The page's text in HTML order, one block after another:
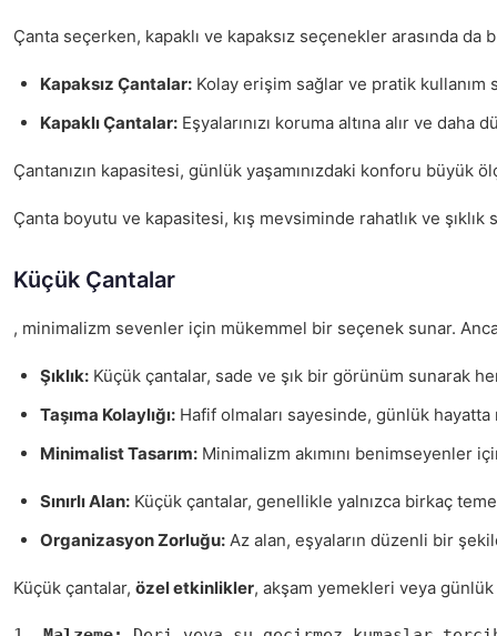
Çanta seçerken, kapaklı ve kapaksız seçenekler arasında da
Kapaksız Çantalar: Kolay erişim sağlar ve pratik kullanım
Kapaklı Çantalar: Eşyalarınızı koruma altına alır ve
Çantanızın kapasitesi, günlük yaşamınızdaki konforu büyük
Çanta boyutu ve kapasitesi, kış mevsiminde rahatlık ve
Küçük Çantalar
, minimalizm sevenler için mükemmel bir seçenek sunar.
Şıklık: Küçük çantalar, sade ve şık bir görünüm sunarak
Taşıma Kolaylığı: Hafif olmaları sayesinde, günlük hayatta
Minimalist Tasarım: Minimalizm akımını benimseyenler
Sınırlı Alan: Küçük çantalar, genellikle yalnızca birkaç
Organizasyon Zorluğu: Az alan, eşyaların düzenli bir
Küçük çantalar, özel etkinlikler, akşam yemekleri veya günlük